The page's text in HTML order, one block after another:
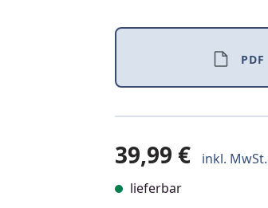
PDF
39,99 € inkl.
lieferbar